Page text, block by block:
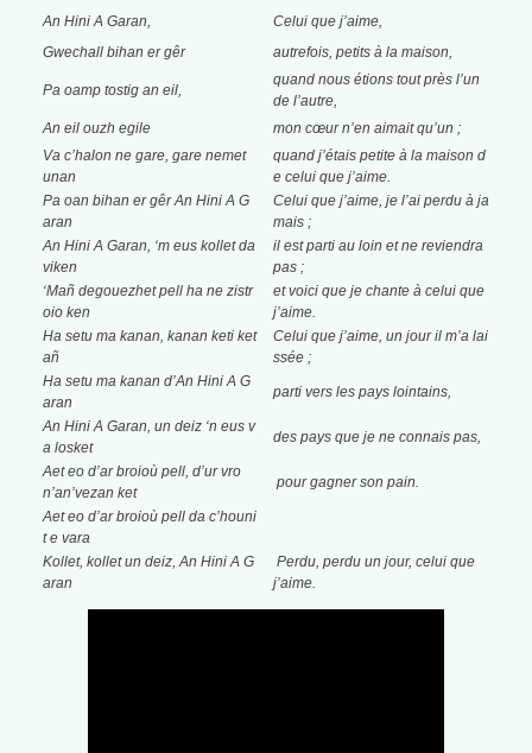
An Hini A Garan,
Celui que j’aime,
Gwechall bihan er gêr
autrefois, petits à la maison,
Pa oamp tostig an eil,
quand nous étions toutprès l’un
de l’autre,
An eil ouzh egile
mon cœur n’en aimait qu’un ;
Va c’halon ne gare, gare nemet
unan
quand j’étais petite à la maison d
e celui que j’aime.
Pa oan bihan er gêr An Hini A G
aran
Celui que j’aime, je l’ai perdu à ja
mais ;
An Hini A Garan, ‘m eus kollet da
viken
il est parti au loin et ne reviendra
pas ;
‘Mañ degouezhet pell ha ne zistr
oio ken
et voici que je chante à celui que
j’aime.
Ha setu ma kanan, kanan keti ket
añ
Celui que j’aime, un jour il m’a lai
ssée ;
Ha setu ma kanan d’An Hini A G
aran
parti vers les pays lointains,
An Hini A Garan, un deiz ‘n eus v
a losket
des pays que je ne connais pas,
Aet eo d’ar broioù pell, d’ur vro
n’an’vezan ket
pourgagner son pain.
Aet eo d’ar broioù pell da c’houni
t e vara
Kollet, kollet un deiz, An Hini A G
aran
Perdu, perdu un jour, celui que
j’aime.